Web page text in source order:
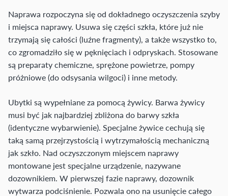
Naprawa rozpoczyna się od dokładnego oczyszczenia szyby
i miejsca naprawy. Usuwa się części szkła, które już nie
trzymają się całości (luźne fragmenty), a także wszystko to,
co zgromadziło się w pęknięciach i odpryskach. Stosowane
są preparaty chemiczne, sprężone powietrze, pompy
próżniowe (do odsysania wilgoci) i inne metody.
Ubytki są wypełniane za pomocą żywicy. Barwa żywicy
musi być jak najbardziej zbliżona do barwy szkła
(identyczne wybarwienie). Specjalne żywice cechują się
taką samą przejrzystością i wytrzymałością mechaniczną
jak szkło. Nad oczyszczonym miejscem naprawy
montowane jest specjalne urządzenie, nazywane
dozownikiem. W pierwszej fazie naprawy, dozownik
wytwarza podciśnienie. Pozwala ono na usunięcie całego